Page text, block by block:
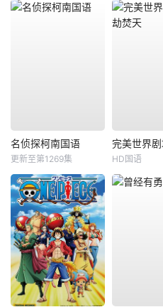
名侦探柯南国语
更新至第1269集 HD国语